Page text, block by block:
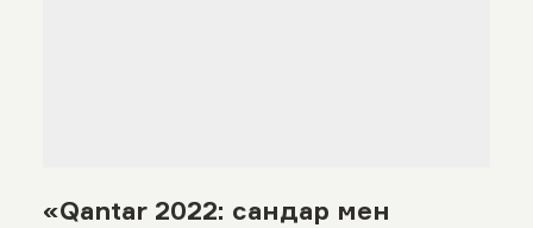
«Qantar 2022: сандар мен